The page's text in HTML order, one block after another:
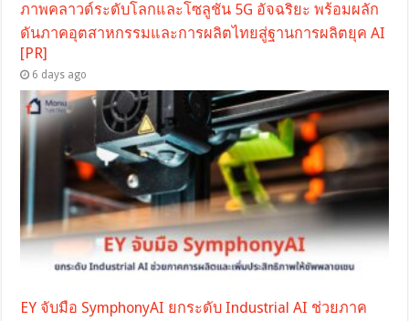
ภาพคลาวด์ระดับโลกและโซลูชัน 5G อัจฉริยะ พร้อมผลัก
ดันภาคอุตสาหกรรมและการผลิตไทยสู่ฐานการผลิตยุค AI
[PR]
6 days ago
EY จับมือ SymphonyAI ยกระดับ Industrial AI ช่วยภาค